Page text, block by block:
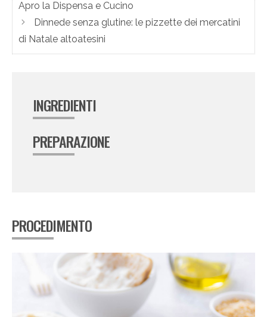
Apro la Dispensa e Cucino
Dinnede senza glutine: le pizzette dei mercatini
di Natale altoatesini
INGREDIENTI
PREPARAZIONE
PROCEDIMENTO